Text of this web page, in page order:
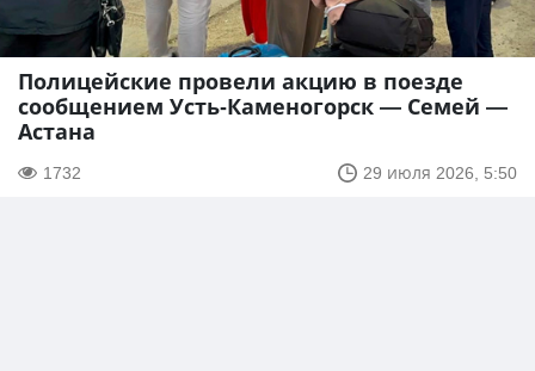
Полицейские провели акцию в поезде
сообщением Усть-Каменогорск — Семей —
Астана
1732 29 июля 2026, 5:50